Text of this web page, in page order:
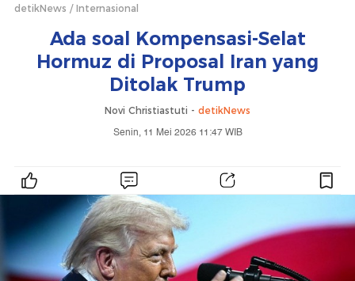
detikNews Internasional
Ada soal Kompensasi-Selat
Hormuz di Proposal Iran yang
Ditolak Trump
Novi Christiastuti - detikNews
Senin, 11 Mei 2026 11:47 WIB